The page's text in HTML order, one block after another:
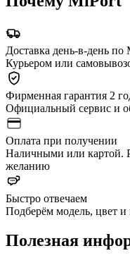
Доставка день-в-день
Курьером или
Фирменная гарантия 2
Официальный сервис и
Оплата при получении
Наличными или картой.
желанию
Быстро отвечаем
Подберём модель, цвет
Полезная